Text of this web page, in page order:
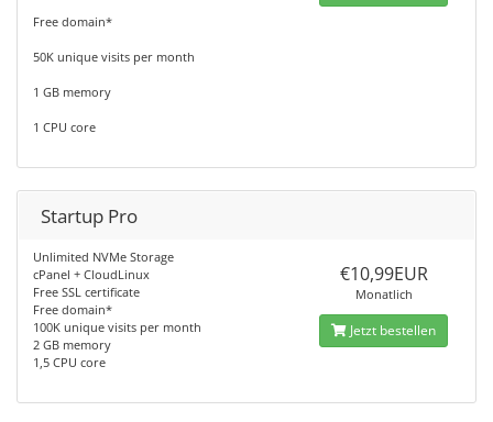
Free domain*
50K unique visits per month
1 GB memory
1 CPU core
Startup Pro
Unlimited NVMe Storage
cPanel + CloudLinux
Free SSL certificate
Free domain*
100K unique visits per month
2 GB memory
1,5 CPU core
€10,99EUR
Monatlich
Jetzt bestellen